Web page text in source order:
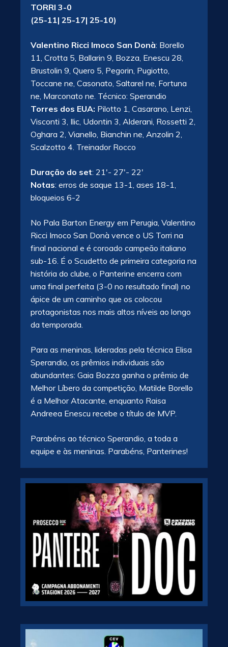
TORRI 3-0
(25-11| 25-17| 25-10)
Valentino Ricci Imoco San Donà: Borello
11, Crotta 5, Ballarin 9, Bozza, Enescu 28,
Brustolin 9, Quero 5, Pegorin, Pugiotto,
Toccane ne, Casonato, Saltarel ne, Fortuna
ne, Marconato ne. Técnico: Sperandio
Torres dos EUA: Pilotto 1, Casarano, Lenzi,
Visconti 3, Ilic, Udontin 3, Alderani, Rossetti 2,
Oghara 2, Vianello, Bianchin ne, Anzolin 2,
Scalzotto 4. Treinador Rocco
Duração do set: 21′- 27′- 22′
Notas: erros de saque 13-1, ases 18-1,
bloqueios 6-2
No Pala Barton Energy em Perugia, Valentino
Ricci Imoco San Donà vence o US Torri na
final nacional e é coroado campeão italiano
sub-16. É o Scudetto de primeira categoria na
história do clube, o Panterine encerra com
uma final perfeita (3-0 no resultado final) no
ápice de um caminho que os colocou
protagonistas nos mais altos níveis ao longo
da temporada.
Para as meninas, lideradas pela técnica Elisa
Sperandio, os prêmios individuais são
abundantes: Gaia Bozza ganha o prêmio de
Melhor Líbero da competição, Matilde Borello
é a Melhor Atacante, enquanto Raisa
Andreea Enescu recebe o título de MVP.
Parabéns ao técnico Sperandio, a toda a
equipe e às meninas. Parabéns, Panterines!